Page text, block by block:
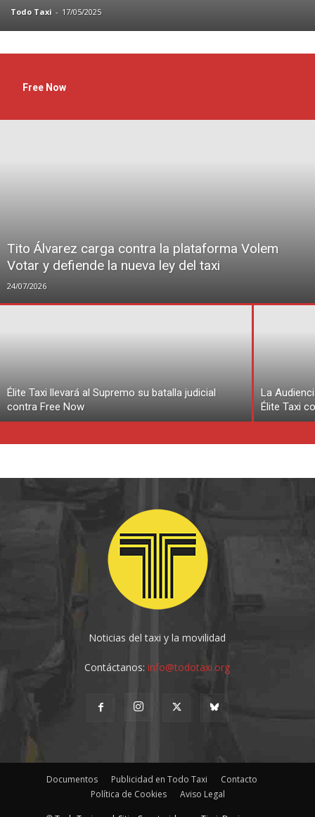
Todo Taxi - 17/05/2025
Free Now
Tito Álvarez carga contra la plataforma Volem
Votar y defiende la nueva ley del taxi
24/07/2026
Élite Taxi llevará al Supremo su batalla judicial
contra Free Now
La
Élite Taxi
Noticias del taxi y la movilidad
Contáctanos:info@todotaxi.org
Documentos Publicidad en Todo Taxi
Contacto
Política de Cookies
Aviso Legal